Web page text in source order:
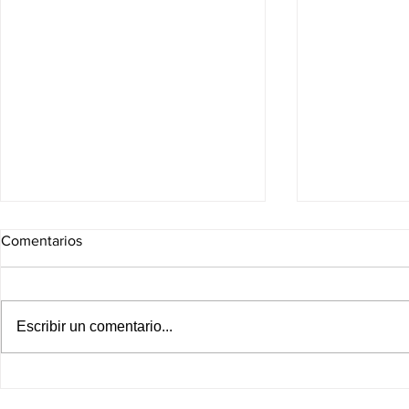
Comentarios
Escribir un comentario...